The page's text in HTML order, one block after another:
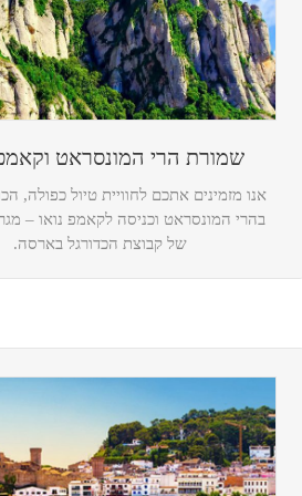
שמורת הרי המונסראט
אנו מזמינים אתכם לחוויית טיול כפולה,
בהרי המונסראט וכניסה לקאמפ נואו –
של קבוצת הכדורגל בארסה.